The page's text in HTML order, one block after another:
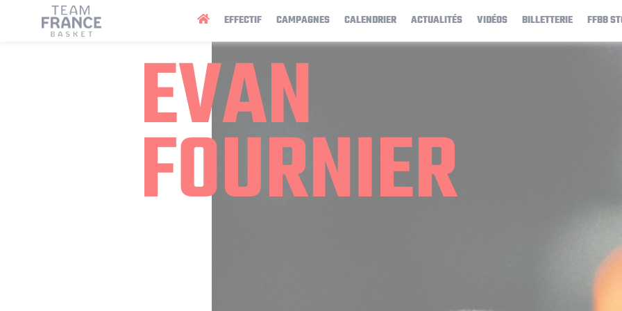
EFFECTIF CAMPAGNES CALENDRIER ACTUALITÉS VIDÉOS BILLETTERIE FFBB
EVAN
FOURNIER
Panneau de gestion des cookies